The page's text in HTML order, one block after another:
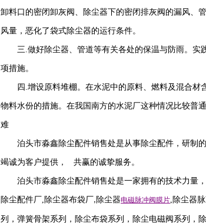
卸料口的密闭卸灰阀、除尘器下的密闭排灰阀的漏风
风量，恶化了袋式除尘器的运行条件。
三.做好除尘器、管道等有关各处的保温与防雨。
项措施。
四 .增设原料堆棚。在水泥中的原料、燃料及混合
物料水份的措施。在我国南方的水泥厂这种情况比较普
难
泊头市淼鑫除尘配件销售处是从事除尘配件，研制
竭诚为客户提供， 共赢的诚挚服务。
泊头市淼鑫除尘配件销售处是一家拥有的技术力量
除尘配件厂, 除尘器布袋厂, 除尘器电磁脉冲阀 膜片, 除尘器
列，弹簧骨架系列，除尘布袋系列，除尘电磁阀系列，